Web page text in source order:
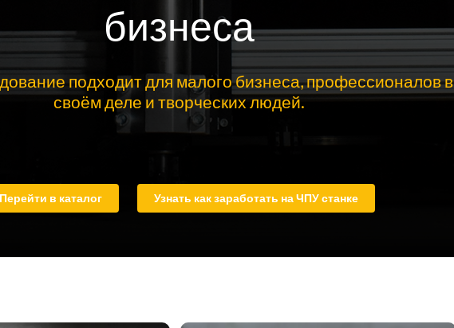
бизнеса
подходит для малого бизнеса, профессионалов в
своём деле и творческих людей.
Перейти в каталог Узнать как заработать на ЧПУ станке